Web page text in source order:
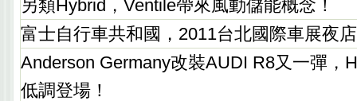
另類Hybrid，Ventile帶來風動儲能概念！
富士自行車共和國，2011台北國際車展夜
Anderson Germany改裝AUDI R8又一彈，
低調登場！